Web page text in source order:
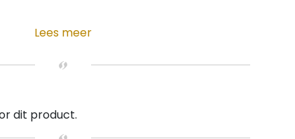
Lees meer
dit product.